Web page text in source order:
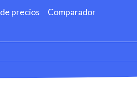
precios Comparador